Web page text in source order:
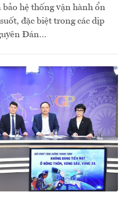
hệ thống vận hành ổn
đặc biệt trong các dịp
Đán...